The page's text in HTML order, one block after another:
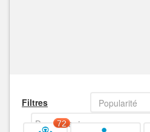
Filtres
Popularité
Decroissant
72